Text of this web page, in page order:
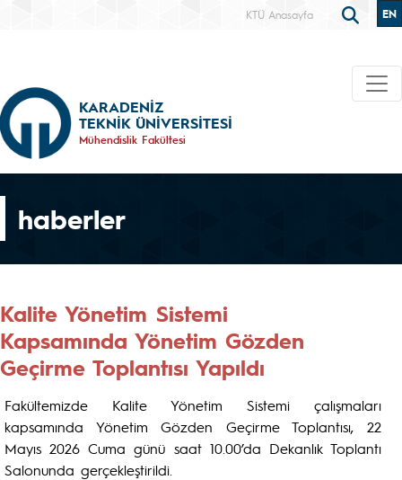
KTÜ Anasayfa EN
KARADENİZ
TEKNİK ÜNİVERSİTESİ
Mühendislik Fakültesi
haberler
Kalite Yönetim Sistemi
Kapsamında Yönetim Gözden
Geçirme Toplantısı Yapıldı
Fakültemizde Kalite Yönetim Sistemi çalışmaları
kapsamında Yönetim Gözden Geçirme Toplantısı, 22
Mayıs 2026 Cuma günü saat 10.00’da Dekanlık Toplantı
Salonunda gerçekleştirildi.